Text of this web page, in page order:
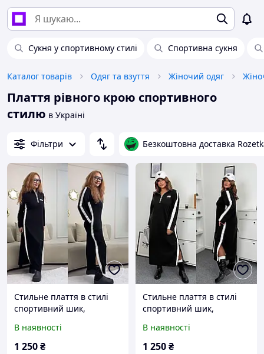
Сукня у спортивному стилі Спортивна сукня
Каталог товарів Одяг та взуття Жіночий одяг
Плаття рівного крою спортивного
стилю в Україні
Фільтри Безкоштовна доставка
Стильне плаття в стилі
спортивний шик,
італійського
трикотажу.FN- 30888 р:
В наявності
1 250₴
Стильне плаття в стилі
спортивний шик,
італійського
трикотажу.FN- 30888 р:
В наявності
1 250₴